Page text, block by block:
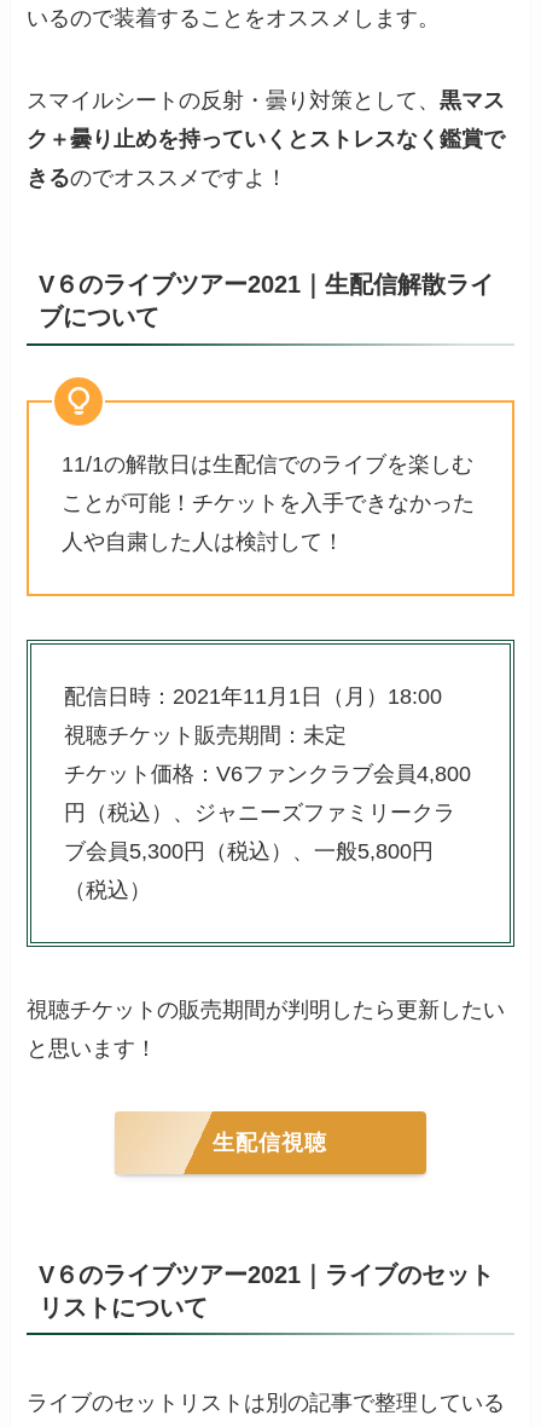
いるので装着することをオススメします。
スマイルシートの反射・曇り対策として、黒マス
ク＋曇り止めを持っていくとストレスなく鑑賞で
きるのでオススメですよ！
V６のライブツアー2021｜生配信解散ライ
ブについて
11/1の解散日は生配信でのライブを楽しむ
ことが可能！チケットを入手できなかった
人や自粛した人は検討して！
配信日時：2021年11月1日（月）18:00
視聴チケット販売期間：未定
チケット価格：V6ファンクラブ会員4,800
円（税込）、ジャニーズファミリークラ
ブ会員5,300円（税込）、一般5,800円
（税込）
視聴チケットの販売期間が判明したら更新したい
と思います！
生配信視聴
V６のライブツアー2021｜ライブのセット
リストについて
ライブのセットリストは別の記事で整理している